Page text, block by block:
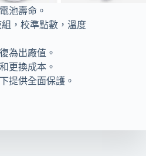
池壽命。
，校準點數，溫度
為出廠值。
更換成本。
提供全面保護。